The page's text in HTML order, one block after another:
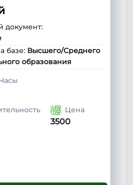
документ:
базе: Высшего/Среднего
образования
Цена
3500